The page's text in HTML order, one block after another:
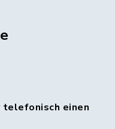
telefonisch einen